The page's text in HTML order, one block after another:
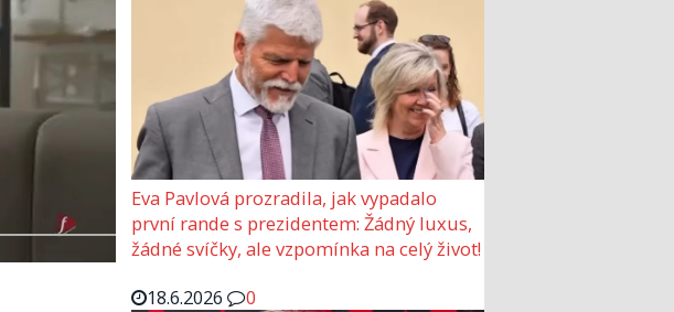
Eva Pavlová prozradila, jak vypadalo
první rande s prezidentem: Žádný luxus,
žádné svíčky, ale vzpomínka na celý život!
18.6.2026
0